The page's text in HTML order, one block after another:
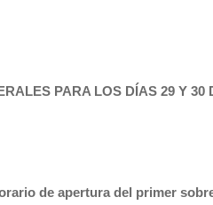
PARA LOS DÍAS 29 Y 30
de apertura del primer